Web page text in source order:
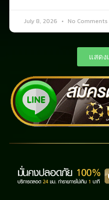
July 8, 2026 No Comments
แสดง